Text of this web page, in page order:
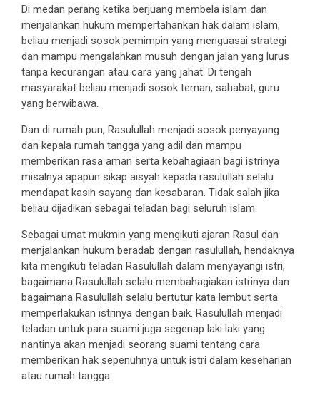
Di medan perang ketika berjuang membela islam dan
menjalankan hukum mempertahankan hak dalam islam,
beliau menjadi sosok pemimpin yang menguasai strategi
dan mampu mengalahkan musuh dengan jalan yang lurus
tanpa kecurangan atau cara yang jahat. Di tengah
masyarakat beliau menjadi sosok teman, sahabat, guru
yang berwibawa.
Dan di rumah pun, Rasulullah menjadi sosok penyayang
dan kepala rumah tangga yang adil dan mampu
memberikan rasa aman serta kebahagiaan bagi istrinya
misalnya apapun sikap aisyah kepada rasulullah selalu
mendapat kasih sayang dan kesabaran. Tidak salah jika
beliau dijadikan sebagai teladan bagi seluruh islam.
Sebagai umat mukmin yang mengikuti ajaran Rasul dan
menjalankan hukum beradab dengan rasulullah, hendaknya
kita mengikuti teladan Rasulullah dalam menyayangi istri,
bagaimana Rasulullah selalu membahagiakan istrinya dan
bagaimana Rasulullah selalu bertutur kata lembut serta
memperlakukan istrinya dengan baik. Rasulullah menjadi
teladan untuk para suami juga segenap laki laki yang
nantinya akan menjadi seorang suami tentang cara
memberikan hak sepenuhnya untuk istri dalam keseharian
atau rumah tangga.